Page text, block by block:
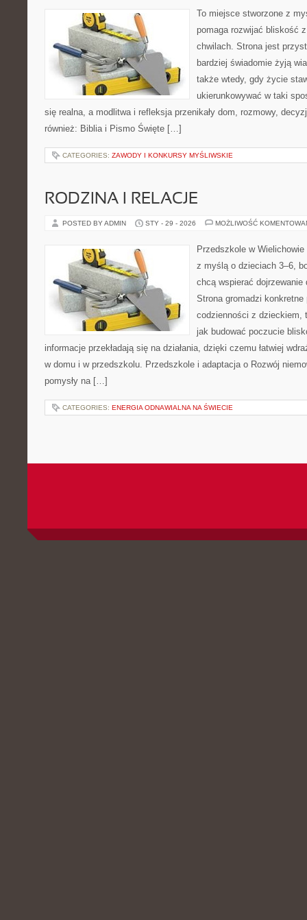
To miejsce stworzone z
pomaga rozwijać bliskość
chwilach. Strona jest
bardziej świadomie żyją
także wtedy, gdy życie
ukierunkowywać w taki
się realna, a modlitwa i refleksja przenikały dom, rozmowy,
również: Biblia i Pismo Święte […]
CATEGORIES: ZAWODY I KONKURSY MYŚLIWSKIE
RODZINA I RELACJE
POSTED BY ADMIN STY - 29 - 2026 MOŻLIWOŚĆ
Przedszkole w
z myślą o dzieciach 3–6,
chcą wspierać
Strona gromadzi
codzienności z dzieckiem,
jak budować poczucie
informacje przekładają się na działania, dzięki czemu łatwiej
w domu i w przedszkolu. Przedszkole i adaptacja o Rozwój
pomysły na […]
CATEGORIES: ENERGIA ODNAWIALNA NA ŚWIECIE